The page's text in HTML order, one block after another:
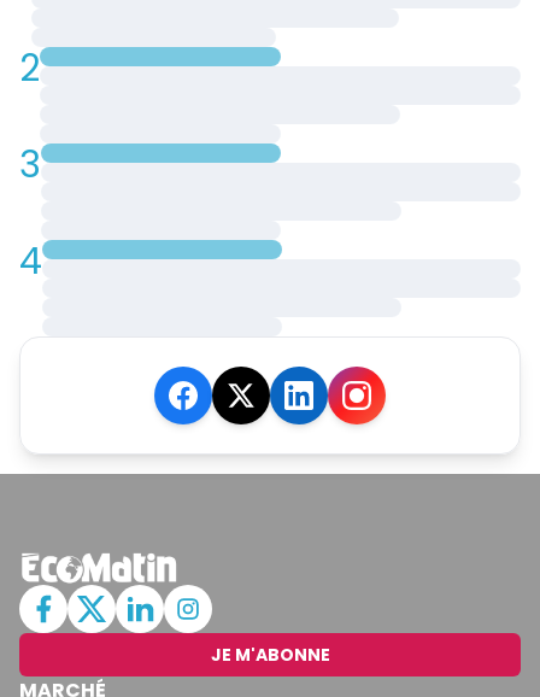
2
3
4
JE M'ABONNE
MARCHÉ